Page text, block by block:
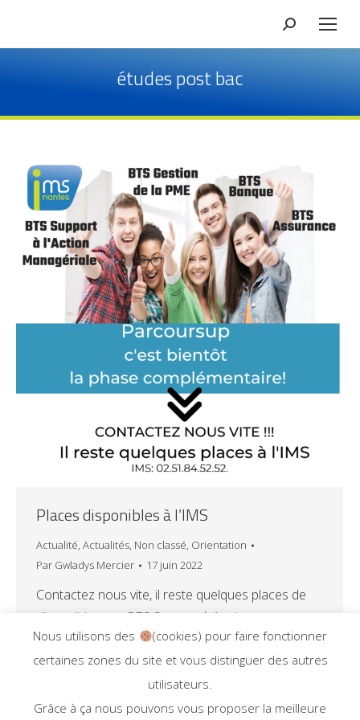
Recherche
études post bac
Places disponibles à l’IMS
Actualité, Actualités, Non classé, Orientation
Par Gwladys Mercier 17 juin 2022
Contactez nous vite, il reste quelques places de
disponibles en : BTS Support à l’action
managériale BTS Banque Conseiller de clientèle
BTS Assurance BTS Gestion de la PME
Nous utilisons des
(cookies) pour faire fonctionner
certaines zones du site et vous distinguer des autres
utilisateurs.
Grâce à ça nous pouvons vous proposer la meilleure